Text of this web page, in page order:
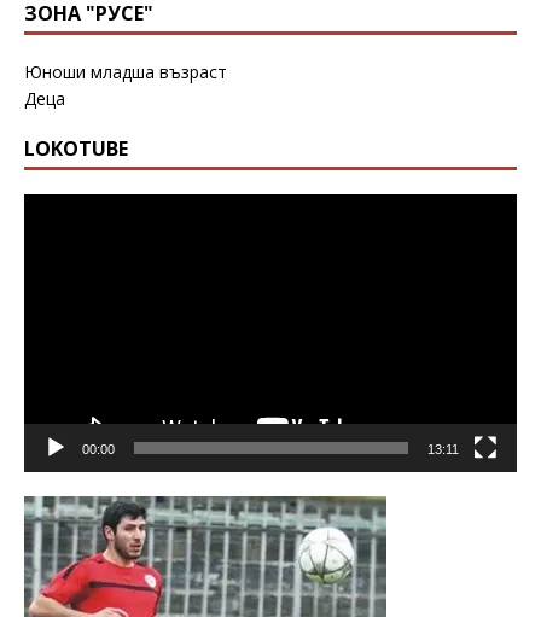
ЗОНА "РУСЕ"
Юноши младша възраст
Деца
LOKOTUBE
00:00 13:11